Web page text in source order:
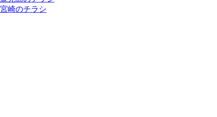
宮崎のチラシ